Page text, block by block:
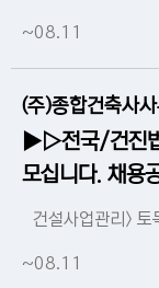
~08.11
(주)종합건축사
▶▷전국/건진
모십니다. 채용
건설사업관리> 토
~08.11